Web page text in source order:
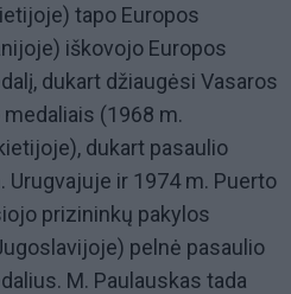
tapo Europos
iškovojo Europos
dukart džiaugėsi Vasaros
(1968 m.
dukart pasaulio
ir 1974 m. Puerto
prizininkų pakylos
pelnė pasaulio
M. Paulauskas tada